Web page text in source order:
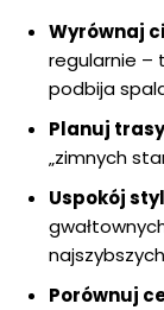
Wyrównaj
regularnie –
podbija
Planuj trasy
„zimnych
Uspokój
Porównuj